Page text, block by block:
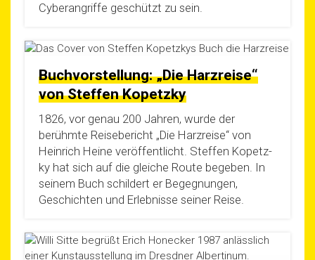
Cyber­an­grif­fe geschützt zu sein.
Buchvorstellung: „Die Harzreise“
von Steffen Kopetzky
1826, vor genau 200 Jah­ren, wur­de der
berühm­te Rei­se­be­richt „Die Harz­rei­se“ von
Hein­rich Hei­ne ver­öf­fent­licht. Stef­fen Kopetz­
ky hat sich auf die glei­che Rou­te bege­ben. In
sei­nem Buch schil­dert er Begeg­nun­gen,
Geschich­ten und Erleb­nis­se sei­ner Reise.